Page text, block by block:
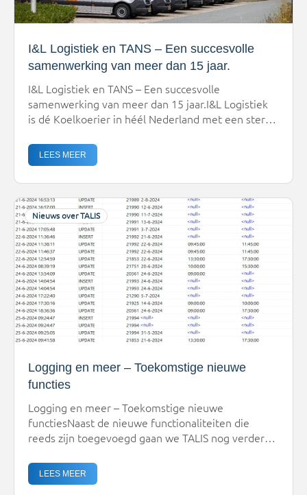
I&L Logistiek en TANS – Een succesvolle
samenwerking van meer dan 15 jaar.
I&L Logistiek en TANS – Een succesvolle
samenwerking van meer dan 15 jaar.I&L Logistiek
is dé Koelkoerier in héél Nederland met een sterke
Tilburg. Ooit zijn ze begonnen als een
studentenbedrijf met privéchauffeurdiensten.
koel- […]
LEES MEER
Nieuws over TALIS
Logging en meer – Toekomstige nieuwe
functies
Logging en meer – Toekomstige nieuwe
functiesNaast de nieuwe functionaliteiten die
reeds zijn toegevoegd gaan we TALIS nog verder
ideeën die jullie, onze klanten, in de afgelopen
jaren hebben aangedragen. Een voorbeeld hiervan
LEES MEER